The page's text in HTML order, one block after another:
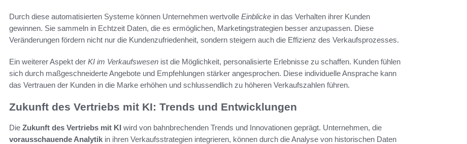
Durch diese automatisierten Systeme können Unternehmen wertvolle Einblicke in das Verhalten ihrer Kunden
gewinnen. Sie sammeln in Echtzeit Daten, die es ermöglichen, Marketingstrategien besser anzupassen. Diese
Veränderungen fördern nicht nur die Kundenzufriedenheit, sondern steigern auch die Effizienz des Verkaufsprozesses.
Ein weiterer Aspekt der KI im Verkaufswesen ist die Möglichkeit, personalisierte Erlebnisse zu schaffen. Kunden fühlen
sich durch maßgeschneiderte Angebote und Empfehlungen stärker angesprochen. Diese individuelle Ansprache kann
das Vertrauen der Kunden in die Marke erhöhen und schlussendlich zu höheren Verkaufszahlen führen.
Zukunft des Vertriebs mit KI: Trends und Entwicklungen
Die Zukunft des Vertriebs mit KI wird von bahnbrechenden Trends und Innovationen geprägt. Unternehmen, die
vorausschauende Analytik in ihren Verkaufsstrategien integrieren, können durch die Analyse von historischen Daten